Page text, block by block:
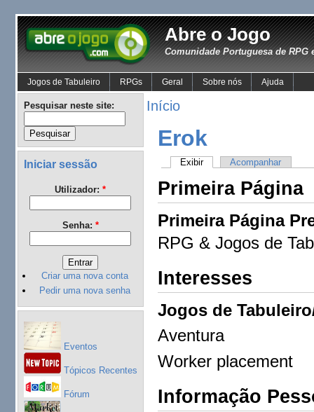
Abre o Jogo
Comunidade Portuguesa de RPG
Jogos de Tabuleiro RPGs Geral Sobre nós Ajuda
Pesquisar neste site:
Iniciar sessão
Utilizador: *
Senha: *
Criar uma nova conta
Pedir uma nova senha
Eventos
Tópicos Recentes
Fórum
Início
Erok
Exibir Acompanhar
Primeira Página
Primeira Página
RPG & Jogos de
Interesses
Jogos de
Aventura
Worker placement
Informação